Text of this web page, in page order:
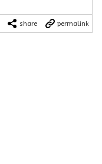
share permalink